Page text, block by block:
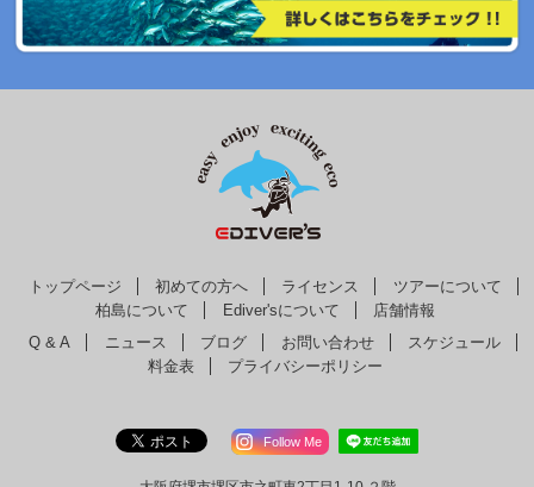
トップページ 初めての方へ ライセンス
ツアーについて
柏島について
Ediver'sについて
店舗情報
Q & A
ニュース ブログ お問い合わせ
スケジュール
料金表
プライバシーポリシー
Follow Me